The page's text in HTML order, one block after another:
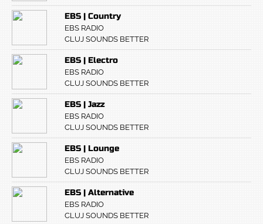
EBS | Country
EBS RADIO
CLUJ SOUNDS BETTER
EBS | Electro
EBS RADIO
CLUJ SOUNDS BETTER
EBS | Jazz
EBS RADIO
CLUJ SOUNDS BETTER
EBS | Lounge
EBS RADIO
CLUJ SOUNDS BETTER
EBS | Alternative
EBS RADIO
CLUJ SOUNDS BETTER